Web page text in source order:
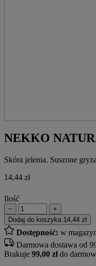
NEKKO
Skóra jelenia. Suszone
14,44 zł
Ilość
−
+
Dodaj do koszyka 14,44 zł
Dostępność: w
Darmowa dostawa od
Brakuje 99,00 złdo